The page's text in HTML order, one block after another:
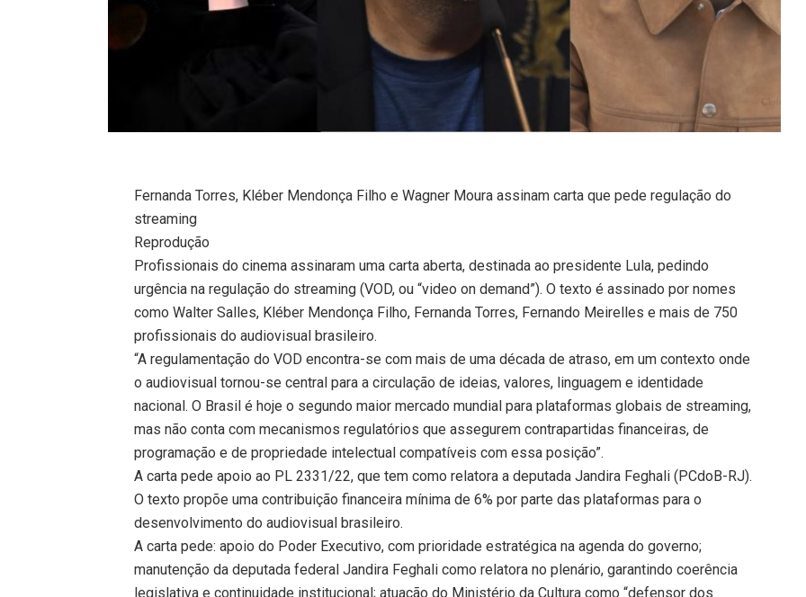
Fernanda Torres, Kléber Mendonça Filho e Wagner Moura assinam carta que pede regulação do
streaming
Reprodução
Profissionais do cinema assinaram uma carta aberta, destinada ao presidente Lula, pedindo
urgência na regulação do streaming (VOD, ou “video on demand”). O texto é assinado por nomes
como Walter Salles, Kléber Mendonça Filho, Fernanda Torres, Fernando Meirelles e mais de 750
profissionais do audiovisual brasileiro.
“A regulamentação do VOD encontra-se com mais de uma década de atraso, em um contexto onde
o audiovisual tornou-se central para a circulação de ideias, valores, linguagem e identidade
nacional. O Brasil é hoje o segundo maior mercado mundial para plataformas globais de streaming,
mas não conta com mecanismos regulatórios que assegurem contrapartidas financeiras, de
programação e de propriedade intelectual compatíveis com essa posição”.
A carta pede apoio ao PL 2331/22, que tem como relatora a deputada Jandira Feghali (PCdoB-RJ).
O texto propõe uma contribuição financeira mínima de 6% por parte das plataformas para o
desenvolvimento do audiovisual brasileiro.
A carta pede: apoio do Poder Executivo, com prioridade estratégica na agenda do governo;
manutenção da deputada federal Jandira Feghali como relatora no plenário, garantindo coerência
legislativa e continuidade institucional; atuação do Ministério da Cultura como “defensor dos